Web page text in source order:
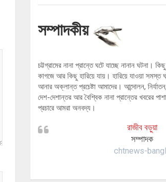
সম্পাদকীয়
চট্টগ্রামের নানা প্রান্তে ঘটে যাচ্ছে নানান ঘটনা।
কাগজে আর কিছু হারিয়ে যায়। হারিয়ে যাওয়া সমস্ত
আনার অক্লান্ত প্রচেষ্টা আমাদের। আন্দোলন,
দেশ-দেশান্তর আর বৈশ্বিক নানা প্রান্তের খবরের
প্রচারে আমরা অনবদ্য।
রাজীব বড়ুয়া
সম্পাদক
chtnews-